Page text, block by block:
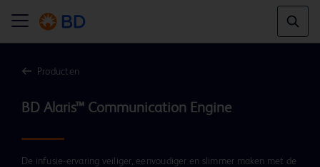
Producten
De infusie-ervaring veiliger, eenvoudiger en slimmer maken met de